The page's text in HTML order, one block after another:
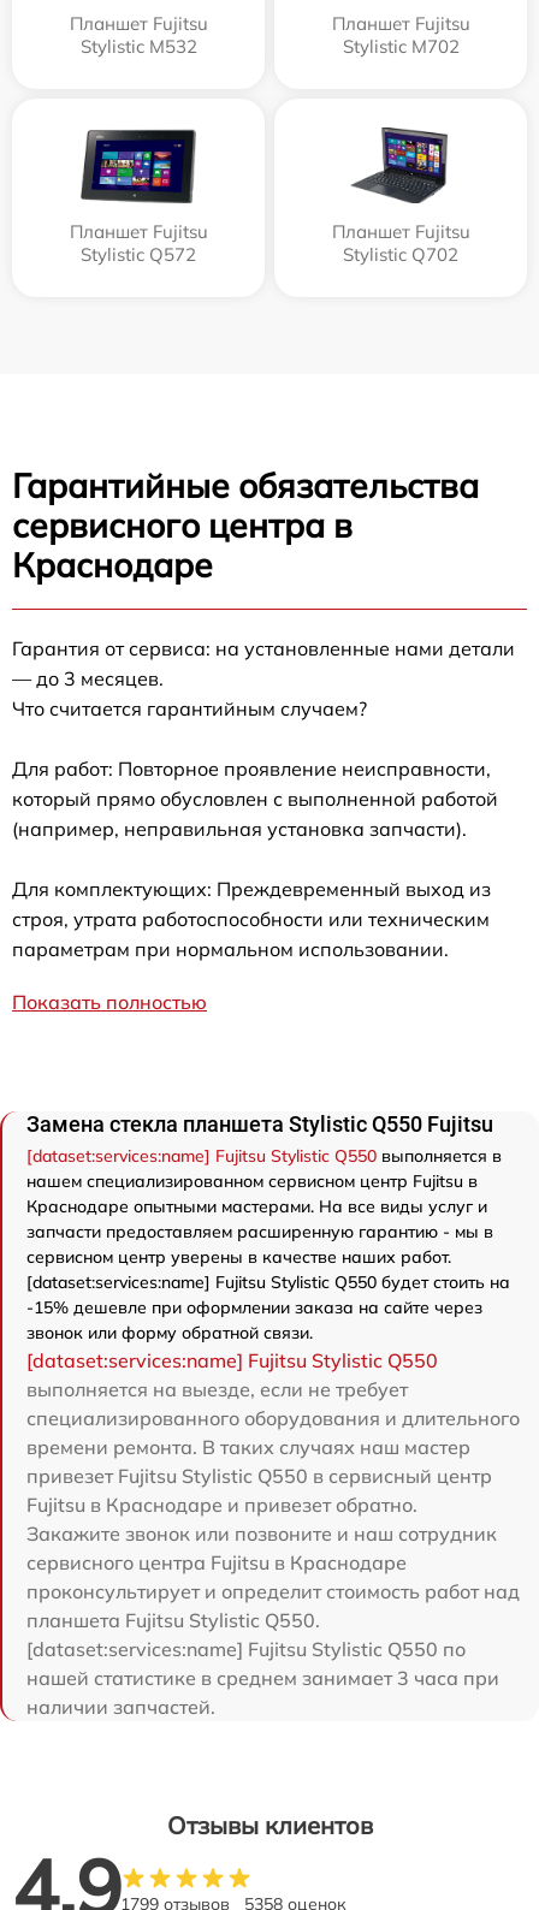
Планшет Fujitsu
Stylistic M532
Планшет Fujitsu
Stylistic M702
Планшет Fujitsu
Stylistic Q572
Планшет Fujitsu
Stylistic Q702
Гарантийные обязательства
сервисного центра в
Краснодаре
Гарантия от сервиса: на установленные нами детали
— до 3 месяцев.
Что считается гарантийным случаем?
Для работ: Повторное проявление неисправности,
который прямо обусловлен с выполненной работой
(например, неправильная установка запчасти).
Для комплектующих: Преждевременный выход из
строя, утрата работоспособности или техническим
параметрам при нормальном использовании.
Показать полностью
Замена стекла планшета Stylistic Q550 Fujitsu
[dataset:services:name] Fujitsu Stylistic Q550 выполняется в
нашем специализированном сервисном центр Fujitsu в
Краснодаре опытными мастерами. На все виды услуг и
запчасти предоставляем расширенную гарантию - мы в
сервисном центр уверены в качестве наших работ.
[dataset:services:name] Fujitsu Stylistic Q550 будет стоить на
-15% дешевле при оформлении заказа на сайте через
звонок или форму обратной связи.
[dataset:services:name] Fujitsu Stylistic Q550
выполняется на выезде, если не требует
специализированного оборудования и длительного
времени ремонта. В таких случаях наш мастер
привезет Fujitsu Stylistic Q550 в сервисный центр
Fujitsu в Краснодаре и привезет обратно.
Закажите звонок или позвоните и наш сотрудник
сервисного центра Fujitsu в Краснодаре
проконсультирует и определит стоимость работ над
планшета Fujitsu Stylistic Q550.
[dataset:services:name] Fujitsu Stylistic Q550 по
нашей статистике в среднем занимает 3 часа при
наличии запчастей.
Отзывы клиентов
4.91799 отзывов 5358 оценок